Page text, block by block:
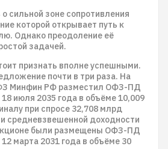
сильной зоне сопротивления
которой открывает путь к
Однако преодоление её
задачей.
признать вполне успешными.
почти в три раза. На
Минфин РФ разместил ОФЗ-ПД
июля 2035 года в объёме 10,009
при спросе 32,708 млрд
средневзвешенной доходности
были размещены ОФЗ-ПД
марта 2031 года в объёме 30